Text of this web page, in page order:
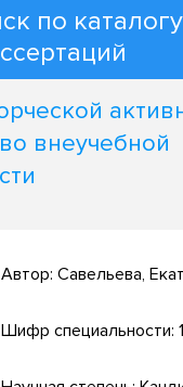
по каталогу
внеучебной
Автор: Савельева,
Шифр специальности: